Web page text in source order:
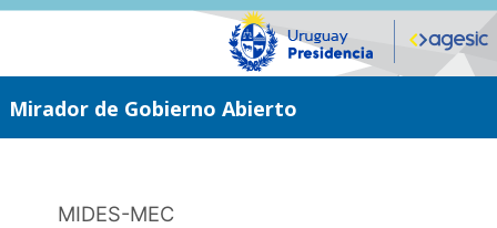
Saltar
Mirador de Gobierno Abierto
MIDES-MEC